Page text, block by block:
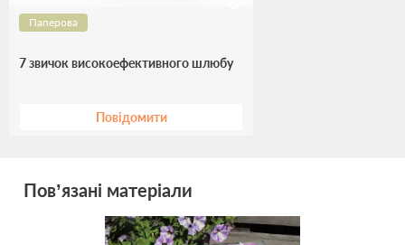
Паперова
7 звичок високоефективного шлюбу
Повідомити
Пов’язані матеріали